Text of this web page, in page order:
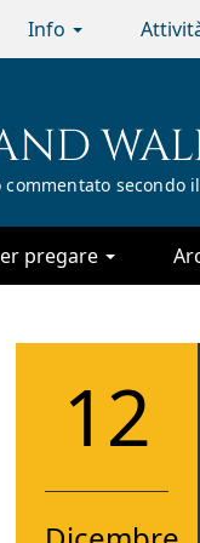
Info
pregare
12